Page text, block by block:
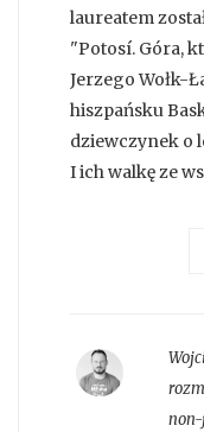
laureatem
"Potosí. Góra,
Jerzego Wołk-
hiszpańsku
dziewczynek o
I ich walkę ze